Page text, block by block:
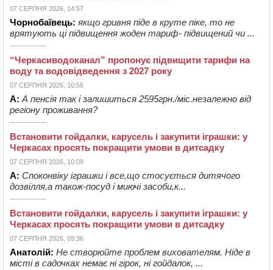
07 СЕРПНЯ 2026, 14:57
Чорнобаївець: якщо гривня піде в круте піке, то не
врятують ці підвищення жоден тариф- підвищений чи ...
“Черкасиводоканал” пропонує підвищити тарифи на
воду та водовідведення з 2027 року
07 СЕРПНЯ 2026, 10:56
А: А пенсія так і залишиться 2595грн./міс.незалежно від
регіону проживання?
Встановити гойдалки, карусель і закупити іграшки: у
Черкасах просять покращити умови в дитсадку
07 СЕРПНЯ 2026, 10:09
А: Споконвіку іграшки і все,що стосується дитячого
дозвілля,а також-посуд і миючі засоби,к...
Встановити гойдалки, карусель і закупити іграшки: у
Черкасах просять покращити умови в дитсадку
07 СЕРПНЯ 2026, 09:36
Анатолій: Не створюйте проблем вихователям. Ніде в
місті в садочках немає ні гірок, ні гойдалок, ...